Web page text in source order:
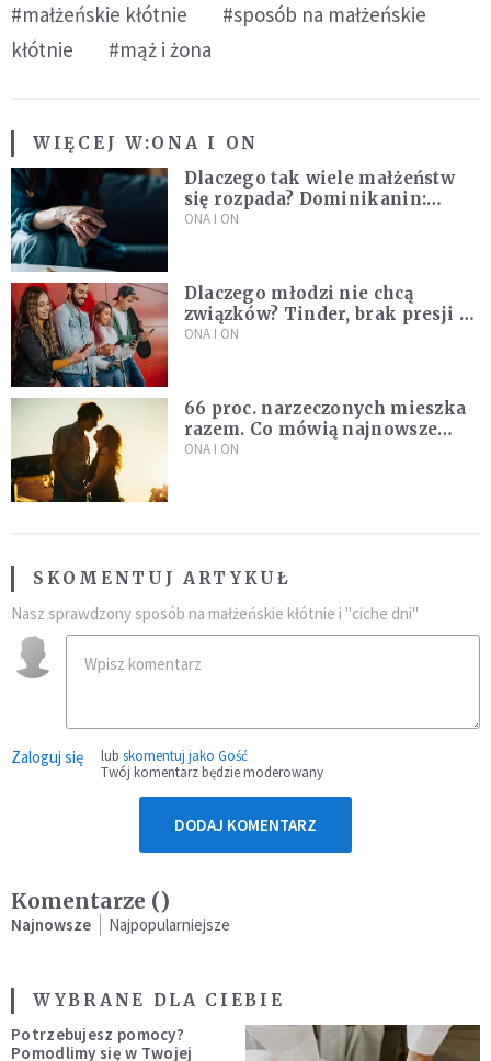
#małżeńskie kłótnie
#sposób na małżeńskie
kłótnie
#mąż i żona
WIĘCEJ W:ONA I ON
Dlaczego tak wiele małżeństw
się rozpada? Dominikanin:
Dążymy do dziecięcego
ONA I ON
Dlaczego młodzi nie chcą
związków? Tinder, brak presji i
nowe podejście do miłości
ONA I ON
66 proc. narzeczonych mieszka
razem. Co mówią najnowsze
badania ISKK?
ONA I ON
SKOMENTUJ ARTYKUŁ
Nasz sprawdzony sposób na małżeńskie kłótnie i "ciche dni"
Zaloguj się lub skomentuj jako Gość
Twój komentarz będzie moderowany
DODAJ KOMENTARZ
Komentarze ()
Najnowsze Najpopularniejsze
WYBRANE DLA CIEBIE
Potrzebujesz pomocy?
Pomodlimy się w Twojej